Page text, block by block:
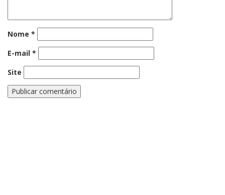
Nome *
E-mail *
Site